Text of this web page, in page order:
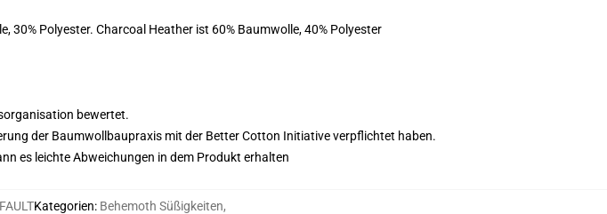
30% Polyester. Charcoal Heather ist 60% Baumwolle, 40% Polyester
bewertet.
der Baumwollbaupraxis mit der Better Cotton Initiative verpflichtet haben.
es leichte Abweichungen in dem Produkt erhalten
Kategorien: Behemoth Süßigkeiten,